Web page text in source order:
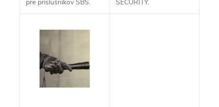
pre príslušníkov SBS.
SECURITY.